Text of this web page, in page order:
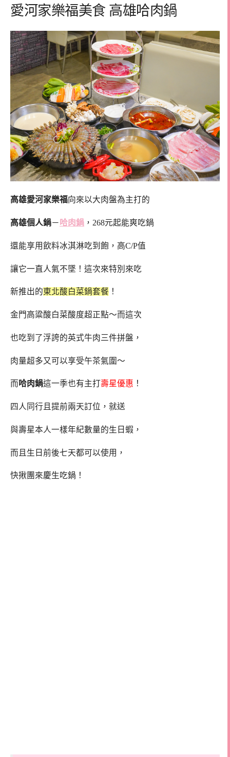
愛河家樂福美食 高雄哈肉鍋
高雄愛河家樂福向來以大肉盤為主打的
高雄個人鍋－ 哈肉鍋 ，268元起能爽吃鍋
還能享用飲料冰淇淋吃到飽，高C/P值
讓它一直人氣不墜！這次來特別來吃
新推出的東北酸白菜鍋套餐 ！
金門高粱酸白菜酸度超正點～而這次
也吃到了浮誇的英式牛肉三件拼盤，
肉量超多又可以享受午茶氣圍～
而哈肉鍋這一季也有主打 壽星優惠 ！
四人同行且提前兩天訂位，就送
與壽星本人一樣年紀數量的生日蝦，
而且生日前後七天都可以使用，
快揪團來慶生吃鍋！